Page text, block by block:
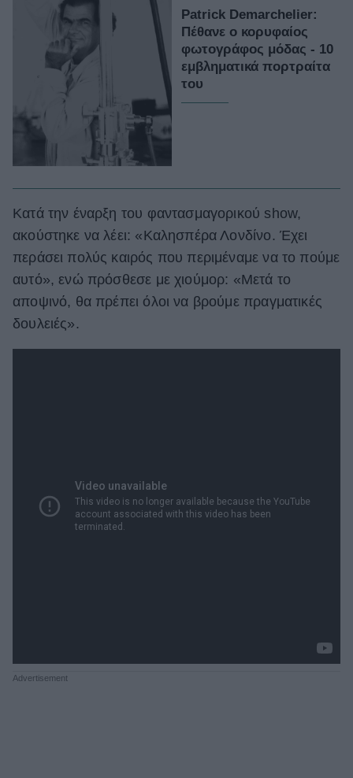
Patrick Demarchelier:
Πέθανε ο κορυφαίος
φωτογράφος μόδας - 10
εμβληματικά πορτραίτα
του
Κατά την έναρξη του φαντασμαγορικού show,
ακούστηκε να λέει: «Καλησπέρα Λονδίνο. Έχει
περάσει πολύς καιρός που περιμέναμε να το πούμε
αυτό», ενώ πρόσθεσε με χιούμορ: «Μετά το
αποψινό, θα πρέπει όλοι να βρούμε πραγματικές
δουλειές».